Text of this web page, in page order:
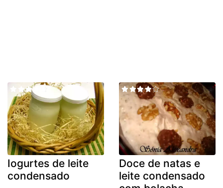
Iogurtes de leite
condensado
Doce de natas e
leite condensado